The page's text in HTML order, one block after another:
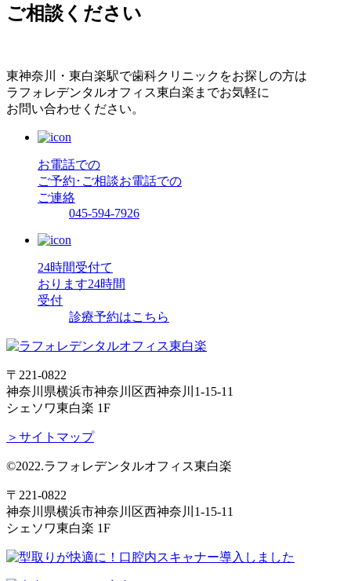
ご相談ください
東神奈川・東白楽駅で歯科クリニックをお探しの方は
ラフォレデンタルオフィス東白楽までお気軽に
お問い合わせください。
お電話での
ご予約･ご相談お電話での
ご連絡
045-594-7926
24時間受付て
おります24時間
受付
診療予約はこちら
〒221-0822
神奈川県横浜市神奈川区西神奈川1-15-11
シェソワ東白楽 1F
＞サイトマップ
©2022.ラフォレデンタルオフィス東白楽
〒221-0822
神奈川県横浜市神奈川区西神奈川1-15-11
シェソワ東白楽 1F